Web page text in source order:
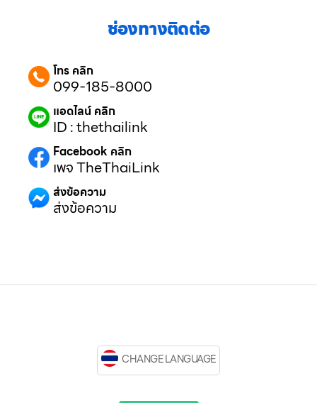
ช่องทางติดต่อ
โทร คลิก
099-185-8000
แอดไลน์ คลิก
ID : thethailink
Facebook คลิก
เพจ TheThaiLink
ส่งข้อความ
ส่งข้อความ
CHANGE LANGUAGE